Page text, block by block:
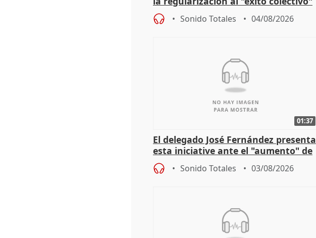
del Gobierno
Sonido Totales 04/08/2026
01:37
El delegado José Fernández presenta
esta iniciative ante el "aumento" de
personas sin hogar en Madri
Sonido Totales 03/08/2026